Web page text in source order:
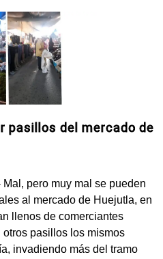
pasillos del mercado de
pero muy mal se pueden
al mercado de Huejutla, en
llenos de comerciantes
pasillos los mismos
invadiendo más del tramo